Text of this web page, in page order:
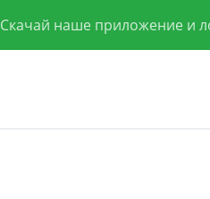
Скачай наше приложение и